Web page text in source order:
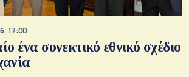
17:00
ένα συνεκτικό εθνικό σχέδιο